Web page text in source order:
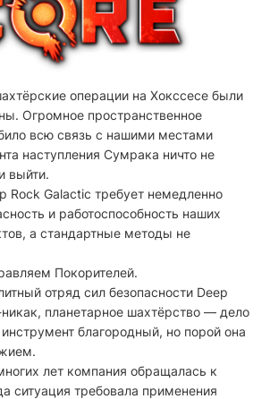
операции на Хокссесе были
Огромное пространственное
всю связь с нашими местами
наступления Сумрака ничто не
выйти.
Rock Galactic требует немедленно
и работоспособность наших
а стандартные методы не
Покорителей.
отряд сил безопасности Deep
планетарное шахтёрство — дело
благородный, но порой она
лет компания обращалась к
ситуация требовала применения